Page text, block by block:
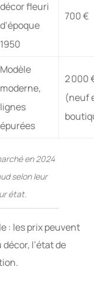
décor fleuri
d’époque
1950
700 €
Modèle
moderne,
lignes
épurées
2 000
(neuf
en 2024
selon leur
état.
: les prix peuvent
l’état de